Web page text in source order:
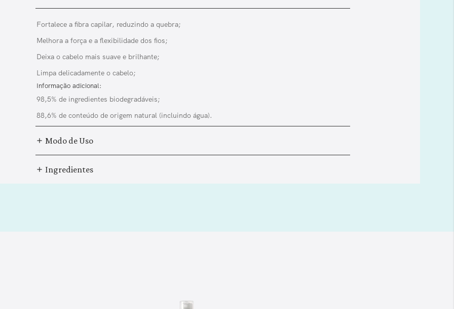
Fortalece a fibra capilar, reduzindo a quebra;
Melhora a força e a flexibilidade dos fios;
Deixa o cabelo mais suave e brilhante;
Limpa delicadamente o cabelo;
Informação adicional:
98,5% de ingredientes biodegradáveis;
88,6% de conteúdo de origem natural (incluindo água).
Modo de Uso
Ingredientes